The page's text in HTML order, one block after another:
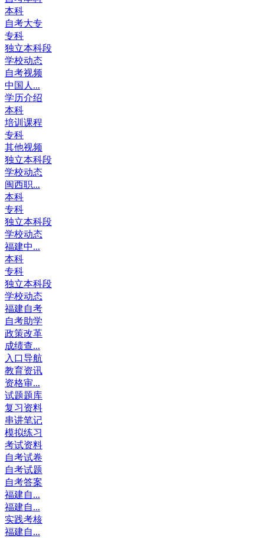
本科
自考大专
专科
独立本科段
学校动态
自考视频
中国人...
学历介绍
本科
培训课程
专科
其他视频
独立本科段
学校动态
闽西职...
本科
专科
独立本科段
学校动态
福建中...
本科
专科
独立本科段
学校动态
福建自考
自考助学
政策改革
成绩查...
入口导航
教育资讯
资格审...
试题题库
复习资料
串讲笔记
模拟练习
考试资料
自考试卷
自考试题
自考答案
福建自...
福建自...
实践考核
福建自...